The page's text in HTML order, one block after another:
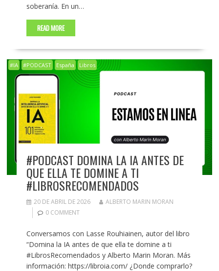
soberanía. En un…
READ MORE
#IA #PODCAST España Libros
#PODCAST DOMINA LA IA ANTES DE
QUE ELLA TE DOMINE A TI
#LIBROSRECOMENDADOS
20 DE ABRIL DE 2026
ALBERTO MARIN MORAN
0 COMMENT
Conversamos con Lasse Rouhiainen, autor del libro
“Domina la IA antes de que ella te domine a ti
#LibrosRecomendados y Alberto Marin Moran. Más
información: https://libroia.com/ ¿Donde comprarlo?